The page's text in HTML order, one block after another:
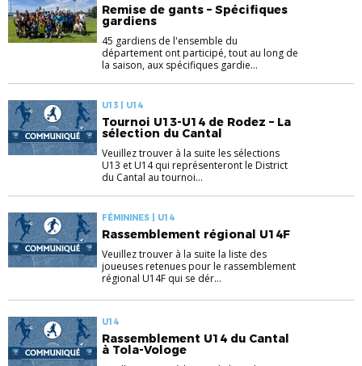
Remise de gants – Spécifiques
gardiens
45 gardiens de l'ensemble du
département ont participé, tout au long de
la saison, aux spécifiques gardie...
U13 | U14
Tournoi U13-U14 de Rodez – La
sélection du Cantal
Veuillez trouver à la suite les sélections
U13 et U14 qui représenteront le District
du Cantal au tournoi...
FÉMININES | U14
Rassemblement régional U14F
Veuillez trouver à la suite la liste des
joueuses retenues pour le rassemblement
régional U14F qui se dér...
U14
Rassemblement U14 du Cantal
à Tola-Vologe